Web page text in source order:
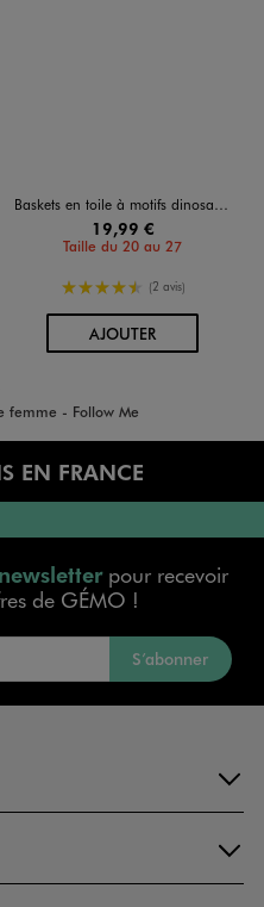
Baskets en toile à motifs dinosaures garçon - 5 Miles
19,99 €
Taille du 20 au 27
4.5/5 de moyenne
(2 avis)
AJOUTERAU PANIER
femme - Follow Me
EN FRANCE
pour recevoir
de GÉMO !
S’abonner